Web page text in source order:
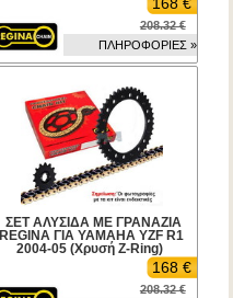
168 €
208.32 €
ΠΛΗΡΟΦΟΡΙΕΣ »
ΣΕΤ ΑΛΥΣΙΔΑ ΜΕ ΓΡΑΝΑΖΙΑ
REGINA ΓΙΑ YAMAHA YZF R1
2004-05 (Χρυσή Z-Ring)
168 €
208.32 €